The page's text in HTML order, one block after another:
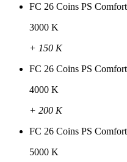
FC 26 Coins PS
3000 K
+ 150 K
FC 26 Coins PS
4000 K
+ 200 K
FC 26 Coins PS
5000 K